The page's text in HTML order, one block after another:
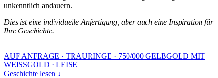
unkenntlich andauern.
Dies ist eine individuelle Anfertigung, aber auch eine Inspiration für
Ihre Geschichte.
AUF ANFRAGE · TRAURINGE · 750/000 GELBGOLD MIT
WEISSGOLD · LEISE
Geschichte lesen ↓